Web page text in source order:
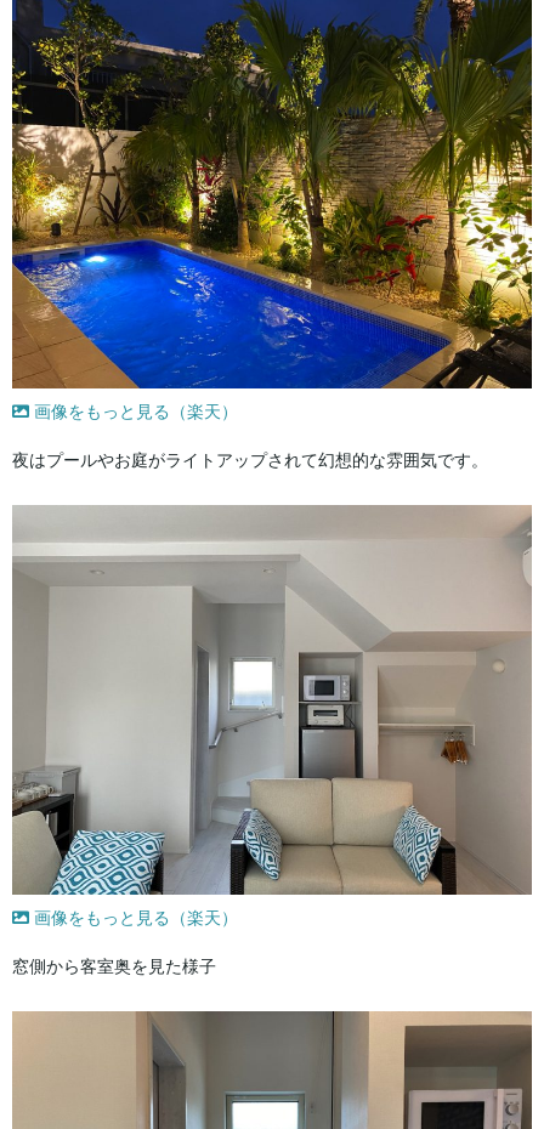
画像をもっと見る（楽天）
夜はプールやお庭がライトアップされて幻想的な雰囲気です。
画像をもっと見る（楽天）
窓側から客室奥を見た様子